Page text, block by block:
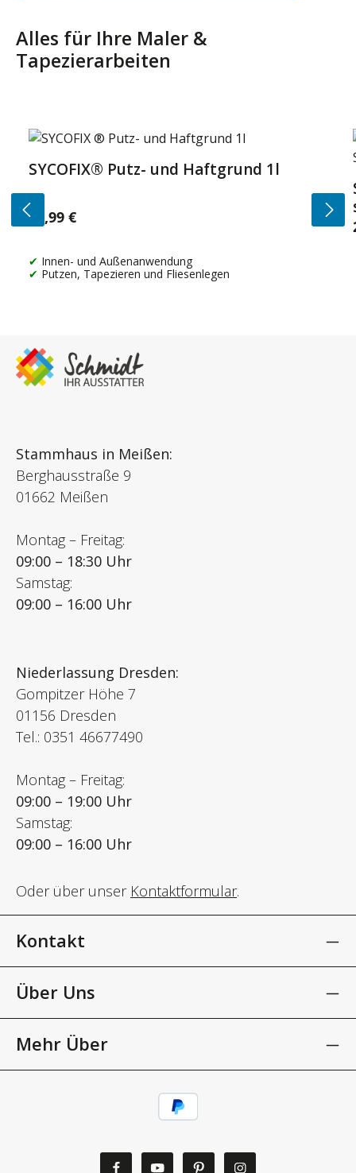
Alles für Ihre Maler &
Tapezierarbeiten
Produktgalerie überspringen
SYCOFIX® Putz- und Haftgrund 1l
Regulärer Preis:
14,99 €
Innen- und Außenanwendung
Putzen, Tapezieren und Fliesenlegen
Stammhaus in Meißen:
Berghausstraße 9
01662 Meißen
Montag – Freitag:
09:00 – 18:30 Uhr
Samstag:
09:00 – 16:00 Uhr
Niederlassung Dresden:
Gompitzer Höhe 7
01156 Dresden
Tel.: 0351 46677490
Montag – Freitag:
09:00 – 19:00 Uhr
Samstag:
09:00 – 16:00 Uhr
Oder über unser Kontaktformular.
Kontakt
Über Uns
Mehr Über